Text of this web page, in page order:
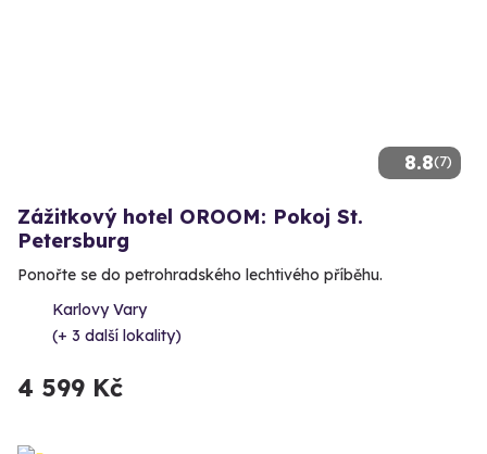
8.8(7)
Zážitkový hotel OROOM: Pokoj St.
Petersburg
Ponořte se do petrohradského lechtivého příběhu.
Karlovy Vary
(+ 3 další lokality)
4 599 Kč